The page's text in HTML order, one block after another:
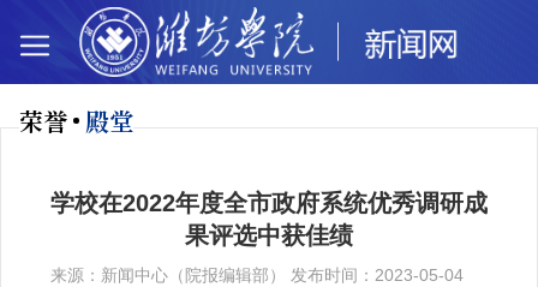
荣誉 殿堂
学校在2022年度全市政府系统优秀调研成
果评选中获佳绩
来源：新闻中心（院报编辑部） 发布时间：2023-05-04